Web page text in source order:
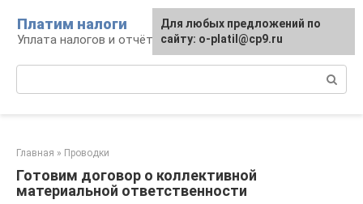
контенту
Платим налоги
Уплата налогов и отчётность
Главная » Проводки
Готовим договор о коллективной
материальной ответственности
Для любых предложений по
сайту: o-platil@cp9.ru